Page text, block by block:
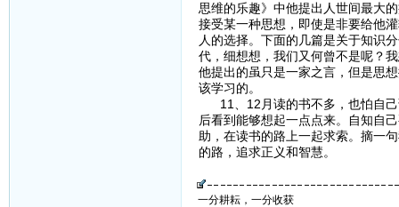
思维的乐趣》中他提出人世间最大
接受某一种思想，即使是非要给他
人的选择。下面的几篇是关于知识
代，细想想，我们又何曾不是呢？
他提出的虽只是一家之言，但是思
该学习的。
11、12月读的书不多，也怕自己
后看到能够想起一点点来。自知自
助，在读书的路上一起求索。摘一
的路，追求正义和智慧。
一分耕耘，一分收获